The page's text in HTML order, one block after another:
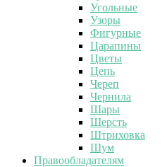
Угольные
Узоры
Фигурные
Царапины
Цветы
Цепь
Череп
Чернила
Шары
Шерсть
Штриховка
Шум
Правообладателям